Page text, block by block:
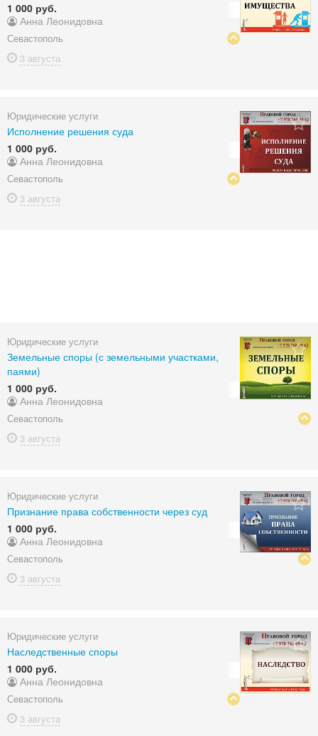
1 000 руб.
Анна Леонидовна
Севастополь
3 августа
Юридические услуги
Исполнение решения суда
1 000 руб.
Анна Леонидовна
Севастополь
3 августа
Юридические услуги
Земельные споры (с земельными участками,
паями)
1 000 руб.
Анна Леонидовна
Севастополь
3 августа
Юридические услуги
Признание права собственности через суд
1 000 руб.
Анна Леонидовна
Севастополь
3 августа
Юридические услуги
Наследственные споры
1 000 руб.
Анна Леонидовна
Севастополь
3 августа